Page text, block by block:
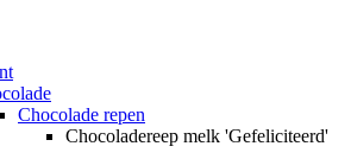
Chocolade repen
Chocoladereep melk 'Gefeliciteerd'